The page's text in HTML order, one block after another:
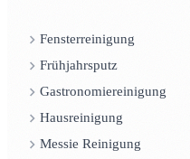
Fensterreinigung
Frühjahrsputz
Gastronomiereinigung
Hausreinigung
Messie Reinigung